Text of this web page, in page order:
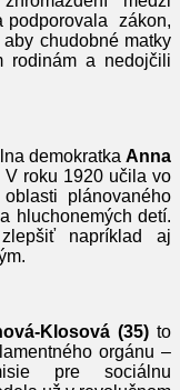
podporovala zákon,
chudobné matky
rodinám a nedojčili
demokratka Anna
roku 1920 učila vo
plánovaného
hluchonemých detí.
napríklad aj
Klosová (35) to
orgánu –
pre sociálnu